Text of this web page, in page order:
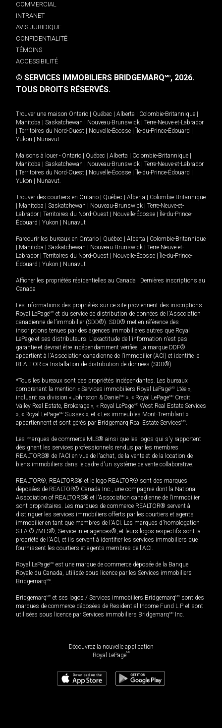
COMMERCIAL
INTRANET
AVIS JURIDIQUE
CONFIDENTIALITÉ
TÉMOINS
ACCESSIBILITÉ
© SERVICES IMMOBILIERS BRIDGEMARQMD, 2026.
TOUS DROITS RÉSERVÉS.
Trouver une maison Ontario Québec Alberta Colombie-Britannique
Manitoba
Saskatchewan Nouveau-Brunswick
Terre-Neuve-et-Labrador
Territoires du Nord-Ouest Nouvelle-Écosse Île-du-Prince-Édouard
Yukon
Nunavut.
Maisons à louer - Ontario Québec Alberta Colombie-Britannique
Manitoba
Saskatchewan Nouveau-Brunswick
Terre-Neuve-et-Labrador
Territoires du Nord-Ouest Nouvelle-Écosse Île-du-Prince-Édouard
Yukon
Nunavut.
Trouver des courtiers en Ontario Québec Alberta
Colombie-Britannique
Manitoba Saskatchewan Nouveau-Brunswick
Terre-Neuve-et-
Labrador
Territoires du Nord-Ouest Nouvelle-Écosse
Île-du-Prince-
Édouard
Yukon Nunavut
Parcourir les bureaux en Ontario Québec Alberta
Colombie-Britannique
Manitoba Saskatchewan Nouveau-Brunswick
Terre-Neuve-et-
Labrador
Territoires du Nord-Ouest Nouvelle-Écosse
Île-du-Prince-
Édouard
Yukon Nunavut
Afficher les propriétés résidentielles au Canada
Dernières inscriptions au
Canada
Les informations des propriétés sur ce site proviennent des inscriptions
Royal LePageMD et du service de distribution de données de l'Association
canadienne de l’immobilier (SDD®). SDD® met en référence des
inscriptions tenues par des agences immobilières autres que Royal
LePage et ses distributeurs. L'exactitude de l'information n'est pas
garantie et devrait être indépendamment vérifiée. La marque DDF®
appartient à l'Association canadienne de l’immobilier (ACI) et identifie le
REALTOR.ca Installation de distribution de données (SDD®).
*Tous les bureaux sont des propriétés indépendantes. Les bureaux
comprenant la mention « Services immobiliers Royal LePageMD Ltée »,
incluant sa division « Johnston & Daniel MD », « Royal LePageMD Credit
Valley Real Estate, Brokerage », « Royal LePageMD West Real Estate Services
», « Royal LePageMD Sussex », et « Les immeubles Mont-Tremblant »
appartiennent et sont gérés par Bridgemarq Real Estate ServicesMD.
Les marques de commerce MLS® ainsi que les logos qui s'y rapportent
désignent les services professionnels rendus par les membres
REALTORS® de l'ACI en vue de l'achat, de la vente et de la location de
biens immobiliers dans le cadre d'un système de vente collaborative.
REALTOR®, REALTORS® et le logo REALTOR® sont des marques
déposées de REALTOR® Canada Inc., une compagnie dont la National
Association of REALTORS® et l'Association canadienne de l’immobilier
sont propriétaires. Les marques de commerce REALTOR® servent à
distinguer les services immobiliers offerts par les courtiers et agents
immobilier en tant que membres de l'ACI. Les marques d'homologation
S.I.A.® /MLS®, Service inter-agences®, et leurs logos respectifs sont la
propriété de l'ACI, et ils servent à identifier les services immobiliers que
fournissent les courtiers et agents membres de l'ACI.
Royal LePageMD est une marque de commerce déposée de la Banque
Royale du Canada, utilisée sous licence par les Services immobiliers
BridgemarqMD.
BridgemarqMD et ses logos / Services immobiliers BridgemarqMD sont des
marques de commerce déposées de Residential Income Fund L.P. et sont
utilisées sous licence par Services immobiliers BridgemarqMD Inc.
Découvrez la nouvelle application
Royal LePageMD